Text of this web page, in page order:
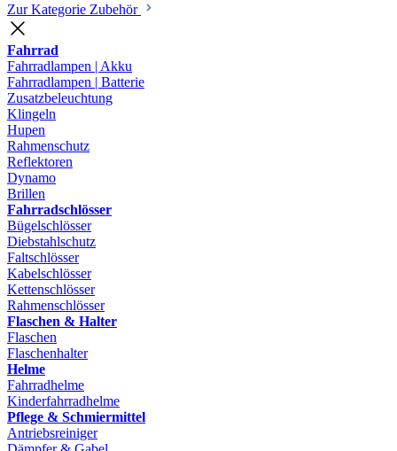
Zur Kategorie Zubehör
Fahrrad
Fahrradlampen | Akku
Fahrradlampen | Batterie
Zusatzbeleuchtung
Klingeln
Hupen
Rahmenschutz
Reflektoren
Dynamo
Brillen
Fahrradschlösser
Bügelschlösser
Diebstahlschutz
Faltschlösser
Kabelschlösser
Kettenschlösser
Rahmenschlösser
Flaschen & Halter
Flaschen
Flaschenhalter
Helme
Fahrradhelme
Kinderfahrradhelme
Pflege & Schmiermittel
Antriebsreiniger